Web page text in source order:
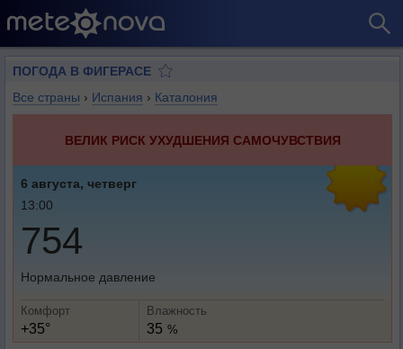
ПОГОДА В ФИГЕРАСЕ
Все страны › Испания › Каталония
ВЕЛИК РИСК УХУДШЕНИЯ САМОЧУВСТВИЯ
6 августа, четверг
13:00
754
Нормальное давление
Комфорт
+35°
Влажность
35 %